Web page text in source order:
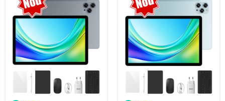
Telefoane mobile Ulefone
Telefoane mobile Unihertz
Telefoane mobile Cubot
Telefoane mobile Blackview
Telefoane mobile OSCAL
Telefoane mobile Fossibot
Telefoane mobile Lagenio